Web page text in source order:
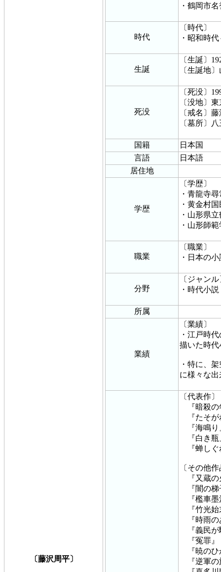
〔藤沢周平〕
・鶴岡市
時代
〔時代〕
・昭和時
生誕
〔生誕〕
〔生誕地
死没
〔死没〕
〔没地〕
〔戒名〕
〔墓所〕
国籍
日本国
言語
日本語
居住地
学歴
〔学歴〕
・青龍寺
・黄金村
・山形県
・山形師
職業
〔職業〕
・日本の
分野
〔ジャン
・時代小説
所属
業績
〔業績〕
・江戸時
描いた時
・特に、
に様々な
〔代表作〕
『暗殺の
『たそが
『海鳴り
『白き瓶
『蝉しぐ
〔その他
『又蔵の
『闇の梯
『檻車墨
『竹光始
『時雨の
『義民が
『冤罪』
『暁のひ
『逆軍の